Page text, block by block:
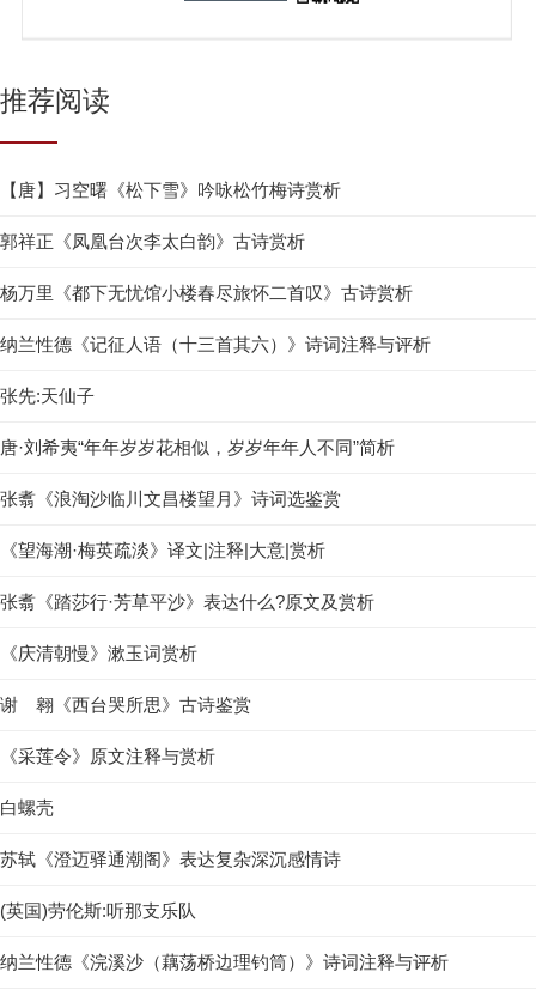
推荐阅读
【唐】习空曙《松下雪》吟咏松竹梅诗赏析
郭祥正《凤凰台次李太白韵》古诗赏析
杨万里《都下无忧馆小楼春尽旅怀二首叹》古诗赏析
纳兰性德《记征人语（十三首其六）》诗词注释与评析
张先:天仙子
唐·刘希夷“年年岁岁花相似，岁岁年年人不同”简析
张翥《浪淘沙临川文昌楼望月》诗词选鉴赏
《望海潮·梅英疏淡》译文|注释|大意|赏析
张翥《踏莎行·芳草平沙》表达什么?原文及赏析
《庆清朝慢》漱玉词赏析
谢 翱《西台哭所思》古诗鉴赏
《采莲令》原文注释与赏析
白螺壳
苏轼《澄迈驿通潮阁》表达复杂深沉感情诗
(英国)劳伦斯:听那支乐队
纳兰性德《浣溪沙（藕荡桥边理钓筒）》诗词注释与评析